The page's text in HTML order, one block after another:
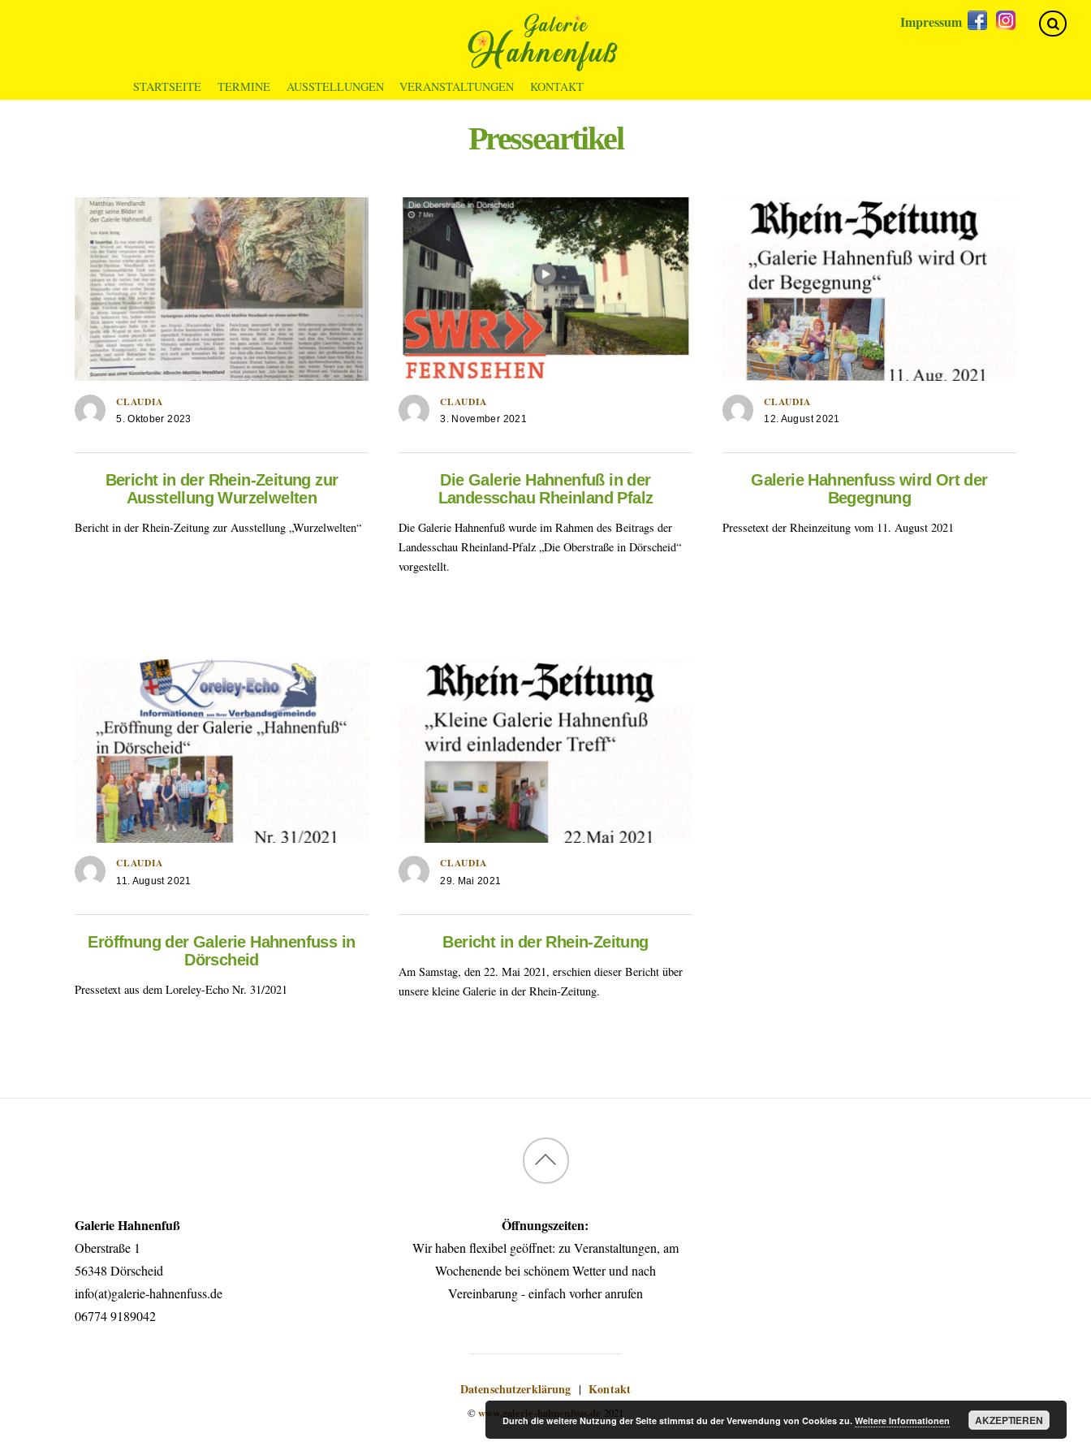
Impressum FacebookInstagram
STARTSEITE TERMINE AUSSTELLUNGEN VERANSTALTUNGEN KONTAKT
Presseartikel
CLAUDIA
5. Oktober 2023
Bericht in der Rhein-Zeitung zur
Ausstellung Wurzelwelten
Bericht in der Rhein-Zeitung zur Ausstellung „Wurzelwelten“
CLAUDIA
3. November 2021
Die Galerie Hahnenfuß in der
Landesschau Rheinland Pfalz
Die Galerie Hahnenfuß wurde im Rahmen des Beitrags der
Landesschau Rheinland-Pfalz „Die Oberstraße in Dörscheid“
vorgestellt.
CLAUDIA
12. August 2021
Galerie Hahnenfuss wird Ort der
Begegnung
Pressetext der Rheinzeitung vom 11. August 2021
CLAUDIA
11. August 2021
Eröffnung der Galerie Hahnenfuss in
Dörscheid
Pressetext aus dem Loreley-Echo Nr. 31/2021
CLAUDIA
29. Mai 2021
Bericht in der Rhein-Zeitung
Am Samstag, den 22. Mai 2021, erschien dieser Bericht über
unsere kleine Galerie in der Rhein-Zeitung.
Back
top
Galerie Hahnenfuß
Oberstraße 1
56348 Dörscheid
info(at)galerie-hahnenfuss.de
06774 9189042
Öffnungszeiten:
Wir haben flexibel geöffnet: zu Veranstaltungen, am
Wochenende bei schönem Wetter und nach
Vereinbarung - einfach vorher anrufen
Datenschutzerklärung |Kontakt
©www.galerie-hahnenfuss.de 2021
Durch die weitere Nutzung der Seite stimmst du der Verwendung von Cookies zu. Weitere Informationen AKZEPTIEREN